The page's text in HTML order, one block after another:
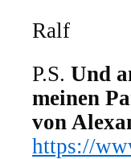
Ralf
P.S. Und
meinen
von
https://